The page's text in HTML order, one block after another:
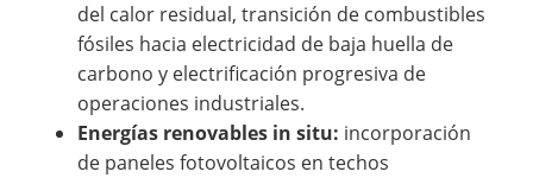
del calor residual, transición de combustibles
fósiles hacia electricidad de baja huella de
carbono y electrificación progresiva de
operaciones industriales.
Energías renovables in situ: incorporación
de paneles fotovoltaicos en techos